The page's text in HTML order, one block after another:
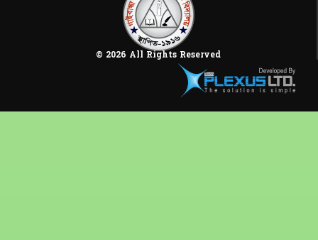
© 2026 All Rights Reserved